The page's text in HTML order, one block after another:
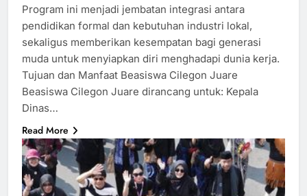
Program ini menjadi jembatan integrasi antara
pendidikan formal dan kebutuhan industri lokal,
sekaligus memberikan kesempatan bagi generasi
muda untuk menyiapkan diri menghadapi dunia kerja.
Tujuan dan Manfaat Beasiswa Cilegon Juare
Beasiswa Cilegon Juare dirancang untuk: Kepala
Dinas…
Read More